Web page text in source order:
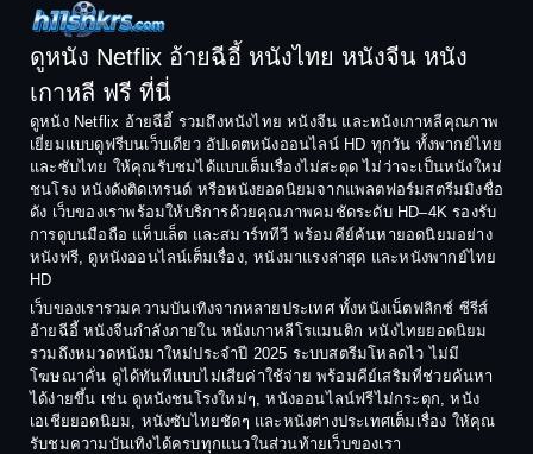
Comedy ตลก
Coming-of-age ชีวิตวัยรุ่น
Crime อาชญากรรม
Crime อาชญากรรม
Culture
Dance เต้น
Dark Comedy ตลกร้าย
1994
1992
1991
1990
1988
1987
1986
1985
1984
1983
1982
1981
1980
1978
1974
1973
1972
1971
1970
1969
1968
1964
ดูหนัง Netflix อ้ายฉีอี้ หนังไทย หนังจีน หนัง
เกาหลี ฟรี ที่นี่
ดูหนัง Netflix อ้ายฉีอี้ รวมถึงหนังไทย หนังจีน และหนังเกาหลีคุณภาพ
เยี่ยมแบบดูฟรีบนเว็บเดียว อัปเดตหนังออนไลน์ HD ทุกวัน ทั้งพากย์ไทย
และซับไทย ให้คุณรับชมได้แบบเต็มเรื่องไม่สะดุด ไม่ว่าจะเป็นหนังใหม่
ชนโรง หนังดังติดเทรนด์ หรือหนังยอดนิยมจากแพลตฟอร์มสตรีมมิงชื่อ
ดัง เว็บของเราพร้อมให้บริการด้วยคุณภาพคมชัดระดับ HD–4K รองรับ
การดูบนมือถือ แท็บเล็ต และสมาร์ททีวี พร้อมคีย์ค้นหายอดนิยมอย่าง
หนังฟรี, ดูหนังออนไลน์เต็มเรื่อง, หนังมาแรงล่าสุด และหนังพากย์ไทย
HD
เว็บของเรารวมความบันเทิงจากหลายประเทศ ทั้งหนังเน็ตฟลิกซ์ ซีรีส์
อ้ายฉีอี้ หนังจีนกำลังภายใน หนังเกาหลีโรแมนติก หนังไทยยอดนิยม
รวมถึงหมวดหนังมาใหม่ประจำปี 2025 ระบบสตรีมโหลดไว ไม่มี
โฆษณาคั่น ดูได้ทันทีแบบไม่เสียค่าใช้จ่าย พร้อมคีย์เสริมที่ช่วยค้นหา
ได้ง่ายขึ้น เช่น ดูหนังชนโรงใหม่ๆ, หนังออนไลน์ฟรีไม่กระตุก, หนัง
เอเชียยอดนิยม, หนังซับไทยชัดๆ และหนังต่างประเทศเต็มเรื่อง ให้คุณ
รับชมความบันเทิงได้ครบทุกแนวในส่วนท้ายเว็บของเรา